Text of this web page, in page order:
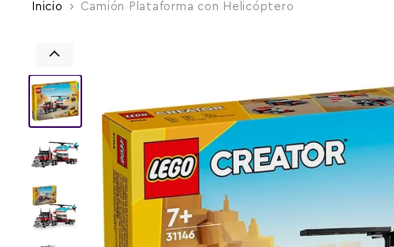
Inicio Camión Plataforma con Helicóptero